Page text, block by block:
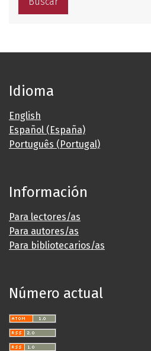
Idioma
English
Español (España)
Português (Portugal)
Información
Para lectores/as
Para autores/as
Para bibliotecarios/as
Número actual